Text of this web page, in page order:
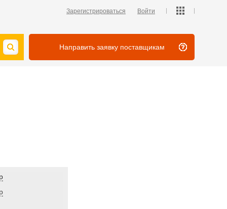
Зарегистрироваться Войти
Направить заявку поставщикам